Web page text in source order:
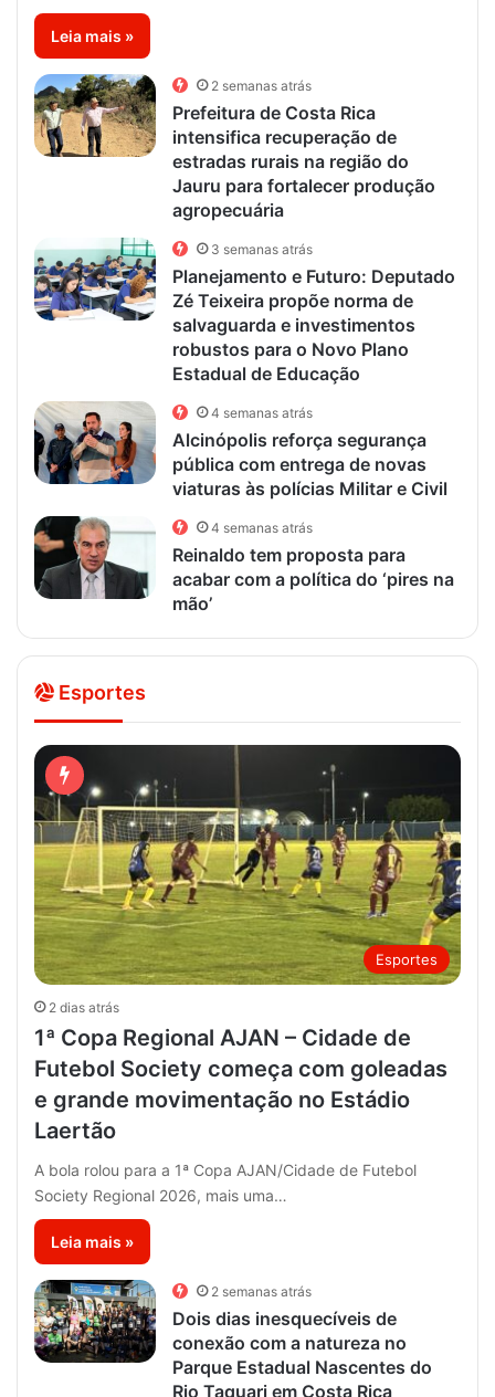
Leia mais »
2 semanas atrás
Prefeitura de Costa Rica
intensifica recuperação de
estradas rurais na região do
Jauru para fortalecer produção
agropecuária
3 semanas atrás
Planejamento e Futuro: Deputado
Zé Teixeira propõe norma de
salvaguarda e investimentos
robustos para o Novo Plano
Estadual de Educação
4 semanas atrás
Alcinópolis reforça segurança
pública com entrega de novas
viaturas às polícias Militar e Civil
4 semanas atrás
Reinaldo tem proposta para
acabar com a política do ‘pires na
mão’
Esportes
Esportes
2 dias atrás
1ª Copa Regional AJAN – Cidade de
Futebol Society começa com goleadas
e grande movimentação no Estádio
Laertão
A bola rolou para a 1ª Copa AJAN/Cidade de Futebol
Society Regional 2026, mais uma…
Leia mais »
2 semanas atrás
Dois dias inesquecíveis de
conexão com a natureza no
Parque Estadual Nascentes do
Rio Taquari em Costa Rica